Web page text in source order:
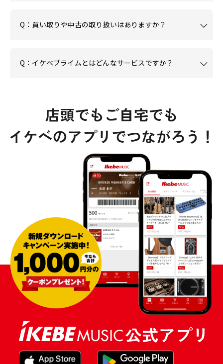
Q：買い取りや中古の取り扱いはありますか？
Q：イケベプライムとはどんなサービスですか？